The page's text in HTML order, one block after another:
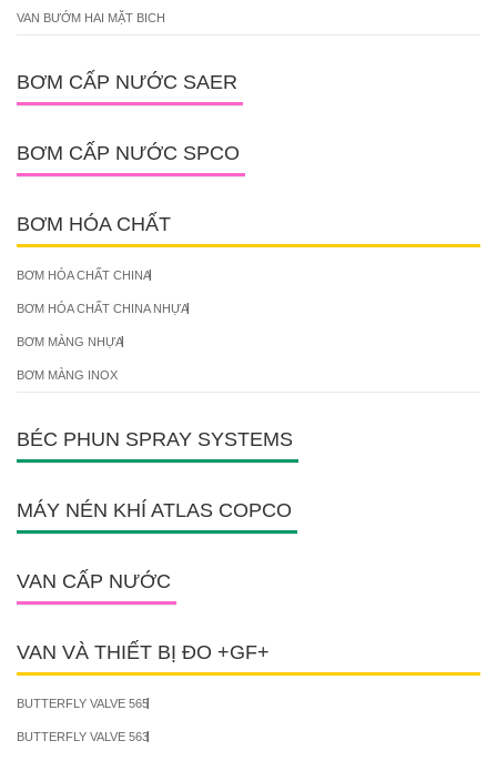
VAN BƯỚM HAI MẶT BICH
BƠM CẤP NƯỚC SAER
BƠM CẤP NƯỚC SPCO
BƠM HÓA CHẤT
BƠM HÓA CHẤT CHINA
BƠM HÓA CHẤT CHINA NHỰA
BƠM MÀNG NHỰA
BƠM MÀNG INOX
BÉC PHUN SPRAY SYSTEMS
MÁY NÉN KHÍ ATLAS COPCO
VAN CẤP NƯỚC
VAN VÀ THIẾT BỊ ĐO +GF+
BUTTERFLY VALVE 565
BUTTERFLY VALVE 563